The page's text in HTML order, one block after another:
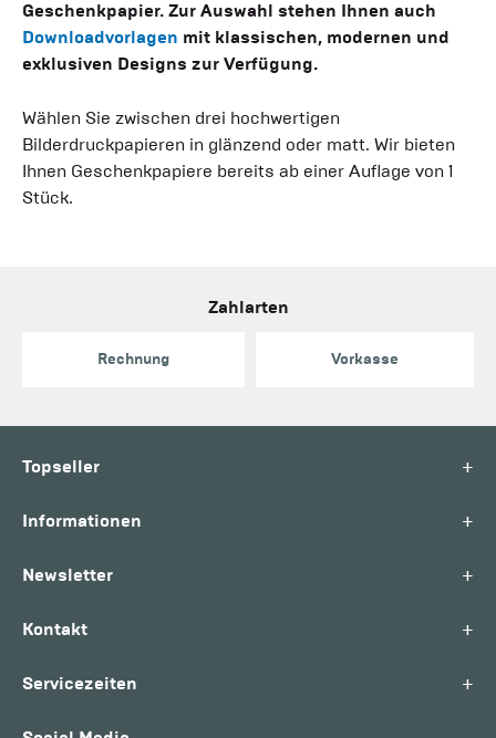
Geschenkpapier. Zur Auswahl stehen Ihnen auch
Downloadvorlagen mit klassischen, modernen und
exklusiven Designs zur Verfügung.
Wählen Sie zwischen drei hochwertigen
Bilderdruckpapieren in glänzend oder matt. Wir bieten
Ihnen Geschenkpapiere bereits ab einer Auflage von 1
Stück.
Zahlarten
Rechnung Vorkasse
Topseller +
Informationen +
Newsletter +
Kontakt +
Servicezeiten +